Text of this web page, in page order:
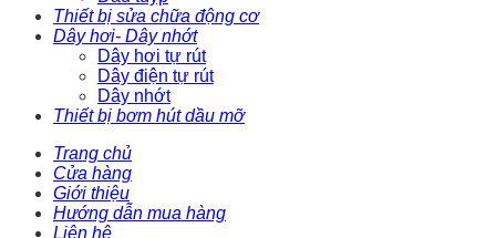
Thiết bị sửa chữa động cơ
Dây hơi- Dây nhớt
Dây hơi tự rút
Dây điện tự rút
Dây nhớt
Thiết bị bơm hút dầu mỡ
Trang chủ
Cửa hàng
Giới thiệu
Hướng dẫn mua hàng
Liên hệ